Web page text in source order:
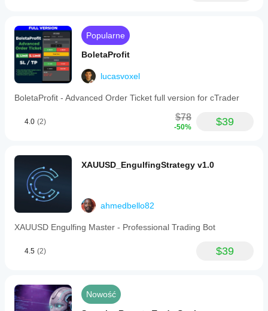
Popularne
BoletaProfit
lucasvoxel
BoletaProfit - Advanced Order Ticket full version for cTrader
4.0 (2) $78
-50% $39
XAUUSD_EngulfingStrategy v1.0
ahmedbello82
XAUUSD Engulfing Master - Professional Trading Bot
4.5 (2) $39
Nowość